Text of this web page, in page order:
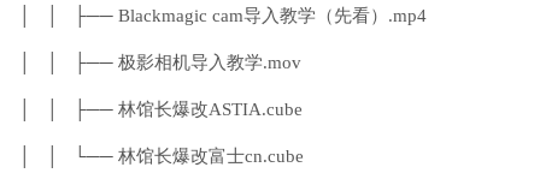
│ │ ├── Blackmagic cam导入教学（先看）.mp4
│ │ ├── 极影相机导入教学.mov
│ │ ├── 林馆长爆改ASTIA.cube
│ │ └── 林馆长爆改富士cn.cube